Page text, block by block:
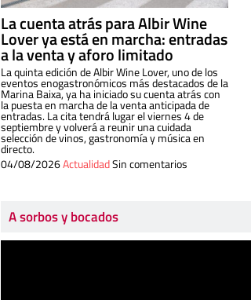
La cuenta atrás para Albir Wine
Lover ya está en marcha: entradas
a la venta y aforo limitado
La quinta edición de Albir Wine Lover, uno de los
eventos enogastronómicos más destacados de la
Marina Baixa, ya ha iniciado su cuenta atrás con
la puesta en marcha de la venta anticipada de
entradas. La cita tendrá lugar el viernes 4 de
septiembre y volverá a reunir una cuidada
selección de vinos, gastronomía y música en
directo.
04/08/2026ActualidadSin comentarios
A sorbos y bocados